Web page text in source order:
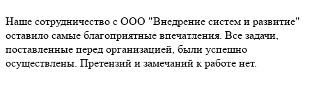
Наше сотрудничество с ООО "Внедрение систем и развитие"
оставило самые благоприятные впечатления. Все задачи,
поставленные перед организацией, были успешно
осуществлены. Претензий и замечаний к работе нет.